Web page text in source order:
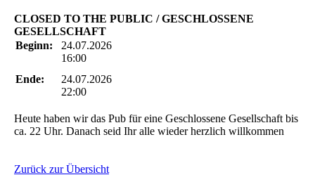
CLOSED TO THE PUBLIC / GESCHLOSSENE
GESELLSCHAFT
Beginn:
24.07.2026
16:00
Ende:
24.07.2026
22:00
Heute haben wir das Pub für eine Geschlossene Gesellschaft bis
ca. 22 Uhr. Danach seid Ihr alle wieder herzlich willkommen
Zurück zur Übersicht